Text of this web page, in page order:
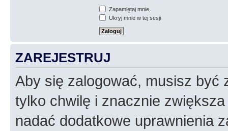
Zapamiętaj mnie
Ukryj mnie w tej sesji
ZAREJESTRUJ
Aby się zalogować, musisz być
tylko chwilę i znacznie
nadać dodatkowe uprawnienia